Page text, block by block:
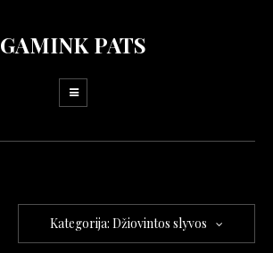
GAMINK PATS
Kategorija: Džiovintos slyvos